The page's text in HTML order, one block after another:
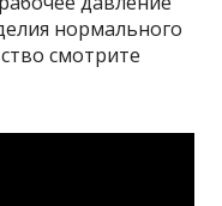
нормального
смотрите